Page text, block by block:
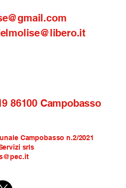
86100 Campobasso
Campobasso n.2/2021
srls